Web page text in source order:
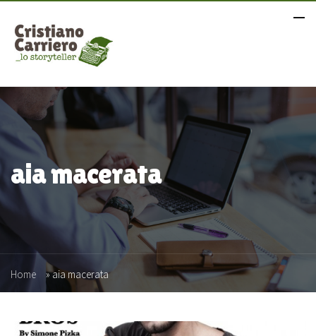
aia macerata
Home »aia macerata